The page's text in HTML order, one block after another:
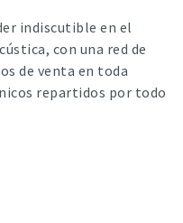
indiscutible en el
con una red de
de venta en toda
repartidos por todo